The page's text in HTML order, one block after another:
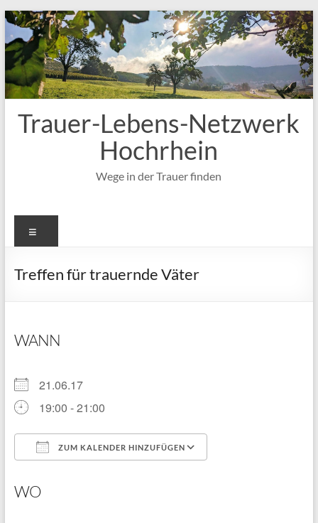
Zum
Inhalt
springen
Trauer-Lebens-Netzwerk
Hochrhein
Wege in der Trauer finden
Treffen für trauernde Väter
WANN
21.06.17
19:00 - 21:00
ZUM KALENDER HINZUFÜGEN
WO